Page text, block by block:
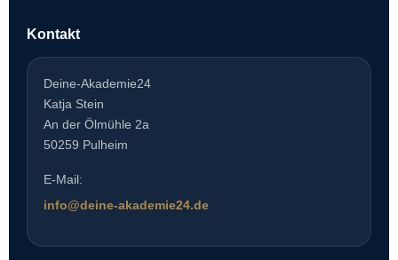
Kontakt
Deine-Akademie24
Katja Stein
An der Ölmühle 2a
50259 Pulheim
E-Mail:
info@deine-akademie24.de